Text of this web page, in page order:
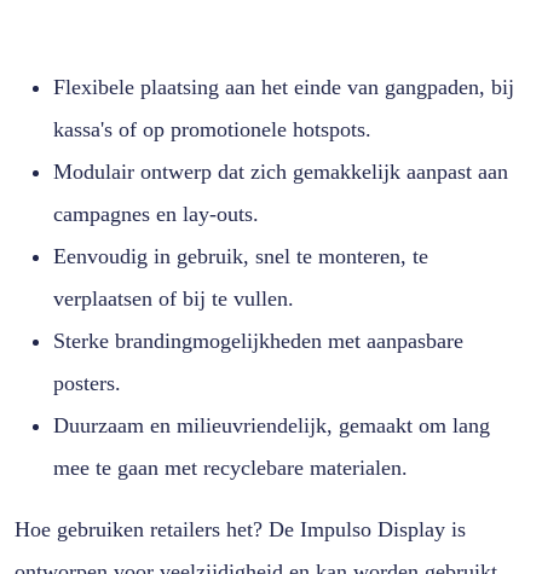
Flexibele plaatsing aan het einde van gangpaden, bij
kassa's of op promotionele hotspots.
Modulair ontwerp dat zich gemakkelijk aanpast aan
campagnes en lay-outs.
Eenvoudig in gebruik, snel te monteren, te
verplaatsen of bij te vullen.
Sterke brandingmogelijkheden met aanpasbare
posters.
Duurzaam en milieuvriendelijk, gemaakt om lang
mee te gaan met recyclebare materialen.
Hoe gebruiken retailers het? De Impulso Display is